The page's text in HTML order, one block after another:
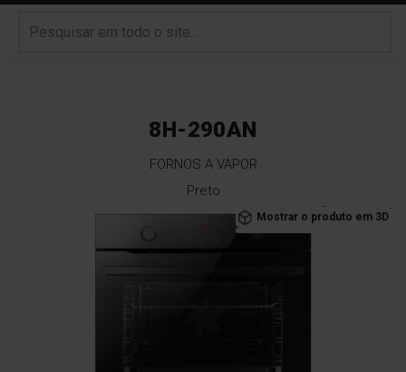
8H-290AN
FORNOS A VAPOR
Preto
Mostrar o produto em 3D
Recomendado